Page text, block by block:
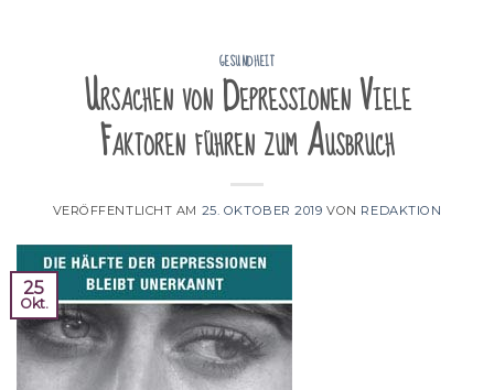
GESUNDHEIT
Ursachen von Depressionen Viele
Faktoren führen zum Ausbruch
VERÖFFENTLICHT AM 25. OKTOBER 2019 VON REDAKTION
25
Okt.